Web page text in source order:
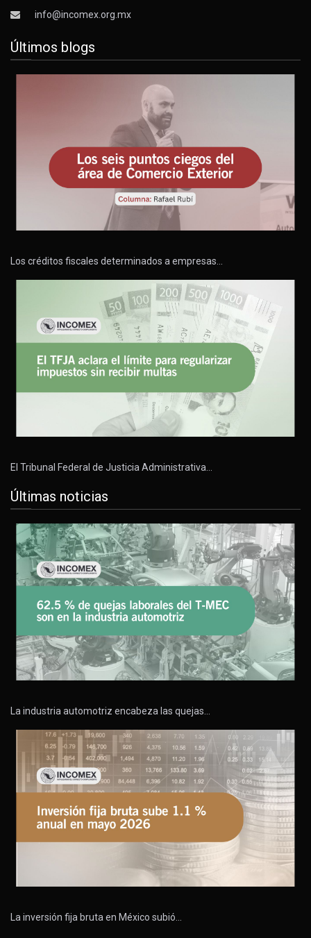
info@incomex.org.mx
Últimos blogs
Los créditos fiscales determinados a empresas…
El Tribunal Federal de Justicia Administrativa…
Últimas noticias
La industria automotriz encabeza las quejas…
La inversión fija bruta en México subió…